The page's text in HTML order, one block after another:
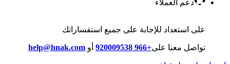
دعم العملاء
على استعداد للإجابة على جميع استفساراتك
تواصل معنا على+966 920009538 أو help@hnak.com